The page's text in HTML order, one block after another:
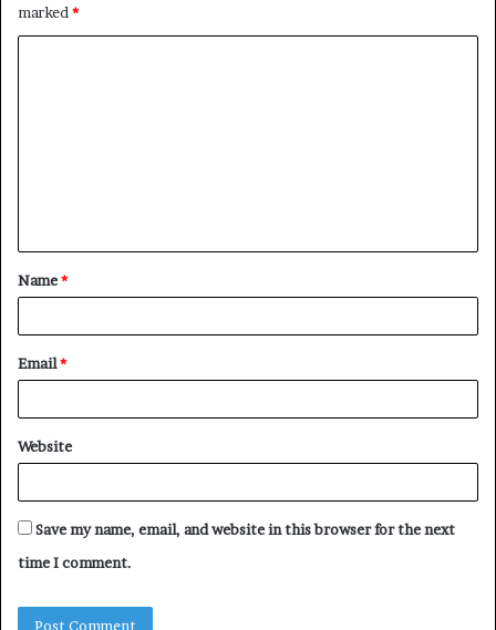
marked *
t
*
Name*
Email*
Website
Save my name, email, and website in this browser for the next
time I comment.